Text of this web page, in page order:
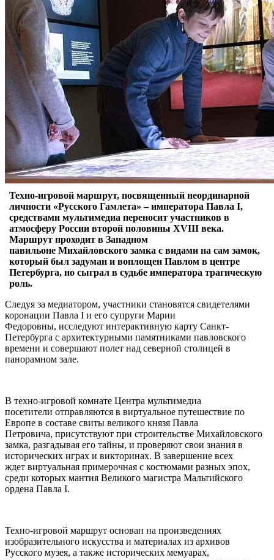
Техно-игровой маршрут, посвященный неординарной
личности «Русского Гамлета» – императора Павла I,
средствами мультимедиа переносит участников в
атмосферу России второй половины XVIII века.
Маршрут проходит в Западном
павильоне Михайловского замка с видами на сам замок,
который был задуман и воплощен Павлом в центре
Петербурга, но сыграл в судьбе императора трагическую
роль.
Следуя за медиатором, участники становятся свидетелями
коронации Павла I и его супруги Марии
Федоровны, исследуют интерактивную карту Санкт-
Петербурга с архитектурными памятниками павловского
времени и совершают полет над северной столицей в
панорамном зале.
В техно-игровой комнате Центра мультимедиа
посетители отправляются в виртуальное путешествие по
Европе в составе свиты великого князя Павла
Петровича, присутствуют при строительстве Михайловского
замка, разгадывая его тайны, и проверяют свои знания в
исторических играх и викторинах. В завершение всех
ждет виртуальная примерочная с костюмами разных эпох,
среди которых мантия Великого магистра Мальтийского
ордена Павла I.
Техно-игровой маршрут основан на произведениях
изобразительного искусства и материалах из архивов
Русского музея, а также исторических мемуарах,